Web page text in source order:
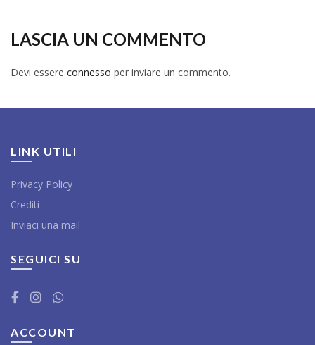
LASCIA UN COMMENTO
Devi essere connesso per inviare un commento.
LINK UTILI
Privacy Policy
Crediti
Inviaci una mail
SEGUICI SU
ACCOUNT